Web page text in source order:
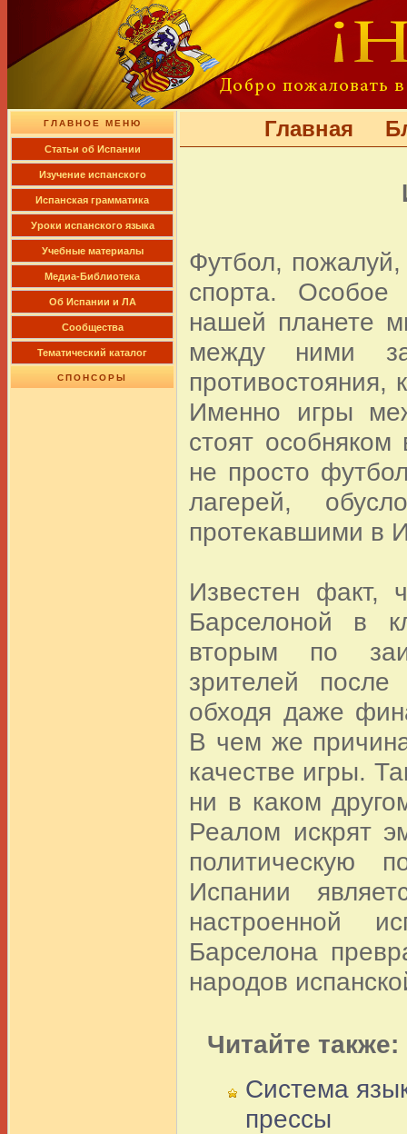
ГЛАВНОЕ МЕНЮ
Cтатьи об Испании
Изучение испанского
Испанская грамматика
Уроки испанского языка
Учебные материалы
Медиа-Библиотека
Об Испании и ЛА
Сообщества
Тематический каталог
СПОНСОРЫ
Главная
Футбол,
спорта.
нашей планете
между ними
противостояния,
Именно игры
стоят
не просто
лагерей,
протекавшими в
Известен факт,
Барселоной в
вторым по
зрителей
обходя даже
В чем же
качестве игры.
ни в каком
Реалом искрят
политическую
Испании
настроенной
Барселона
народов
Читайте также:
Система
прессы